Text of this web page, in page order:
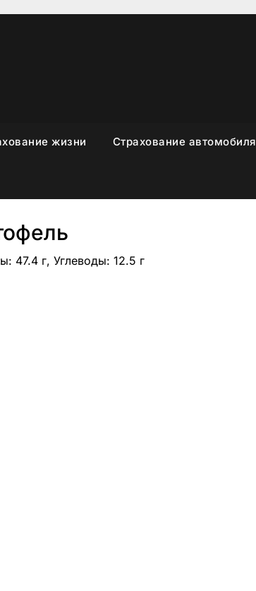
жизни Страхование автомобиля
47.4 г, Углеводы: 12.5 г